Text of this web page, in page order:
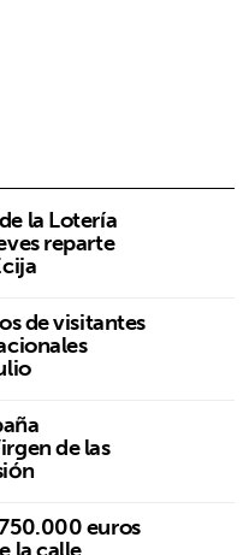
la Lotería
reparte
de visitantes
de las
euros